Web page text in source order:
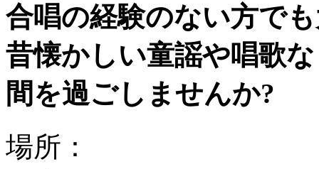
合唱の経験のない方で
昔懐かしい童謡や唱歌
間を過ごしませんか?
場所：